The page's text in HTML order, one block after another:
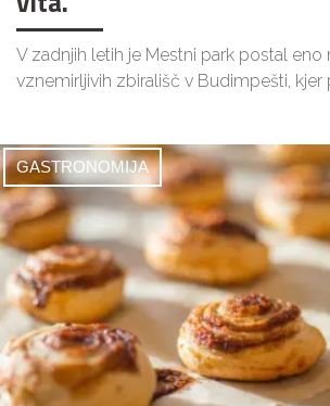
V zadnjih letih je Mestni park postal eno
vznemirljivih zbirališč v Budimpešti, kjer
GASTRONOMIJA